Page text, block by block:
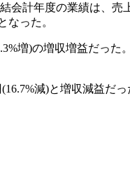
計年度の業績は、
なった。
増)の増収増益だっ
減)と増収減益